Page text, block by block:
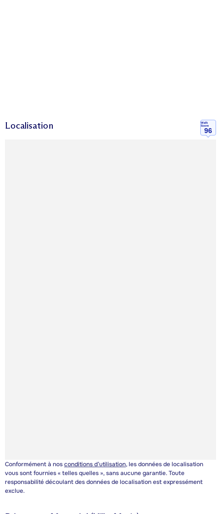
Localisation
Walk
Score
96
Conformément à nosconditions d’utilisation, les données de localisation
vous sont fournies « telles quelles », sans aucune garantie. Toute
responsabilité découlant des données de localisation est expressément
exclue.